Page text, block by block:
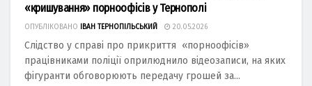
«кришування» порноофісів у Тернополі
ОПУБЛІКОВАНО ІВАН ТЕРНОПІЛЬСЬКИЙ 20.05.2026
Слідство у справі про прикриття «порноофісів»
працівниками поліції оприлюднило відеозаписи, на яких
фігуранти обговорюють передачу грошей за...